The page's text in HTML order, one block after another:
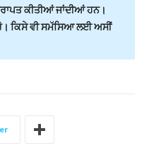
ਕੀਤੀਆਂ ਜਾਂਦੀਆਂ ਹਨ।
ਕਿਸੇ ਵੀ ਸਮੱਸਿਆ ਲਈ ਅਸੀਂ